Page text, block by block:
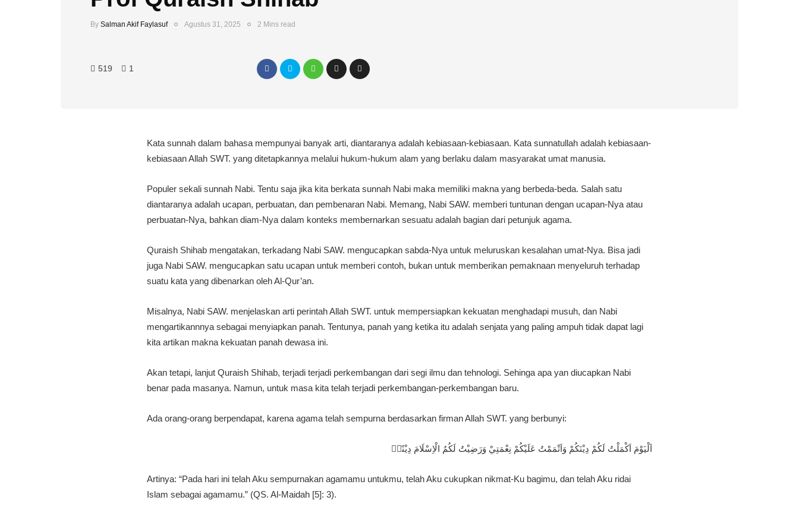
By Salman Akif Faylasuf Agustus 31, 2025 2 Mins read
519 1
Kata sunnah dalam bahasa mempunyai banyak arti, diantaranya adalah kebiasaan-kebiasaan. Kata sunnatullah adalah kebiasaan-
kebiasaan Allah SWT. yang ditetapkannya melalui hukum-hukum alam yang berlaku dalam masyarakat umat manusia.
Populer sekali sunnah Nabi. Tentu saja jika kita berkata sunnah Nabi maka memiliki makna yang berbeda-beda. Salah satu
diantaranya adalah ucapan, perbuatan, dan pembenaran Nabi. Memang, Nabi SAW. memberi tuntunan dengan ucapan-Nya atau
perbuatan-Nya, bahkan diam-Nya dalam konteks membernarkan sesuatu adalah bagian dari petunjuk agama.
Quraish Shihab mengatakan, terkadang Nabi SAW. mengucapkan sabda-Nya untuk meluruskan kesalahan umat-Nya. Bisa jadi
juga Nabi SAW. mengucapkan satu ucapan untuk memberi contoh, bukan untuk memberikan pemaknaan menyeluruh terhadap
suatu kata yang dibenarkan oleh Al-Qur’an.
Misalnya, Nabi SAW. menjelaskan arti perintah Allah SWT. untuk mempersiapkan kekuatan menghadapi musuh, dan Nabi
mengartikannnya sebagai menyiapkan panah. Tentunya, panah yang ketika itu adalah senjata yang paling ampuh tidak dapat lagi
kita artikan makna kekuatan panah dewasa ini.
Akan tetapi, lanjut Quraish Shihab, terjadi terjadi perkembangan dari segi ilmu dan tehnologi. Sehinga apa yan diucapkan Nabi
benar pada masanya. Namun, untuk masa kita telah terjadi perkembangan-perkembangan baru.
Ada orang-orang berpendapat, karena agama telah sempurna berdasarkan firman Allah SWT. yang berbunyi:
اَلْيَوْمَ اَكْمَلْتُ لَكُمْ دِيْنَكُمْ وَاَتْمَمْتُ عَلَيْكُمْ نِعْمَتِيْ وَرَضِيْتُ لَكُمُ الْاِسْلَامَ دِيْنًاۗ
Artinya: “Pada hari ini telah Aku sempurnakan agamamu untukmu, telah Aku cukupkan nikmat-Ku bagimu, dan telah Aku ridai
Islam sebagai agamamu.” (QS. Al-Maidah [5]: 3).